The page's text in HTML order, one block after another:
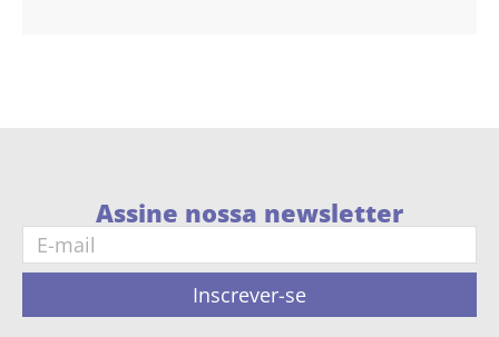
Assine nossa newsletter
Inscrever-se